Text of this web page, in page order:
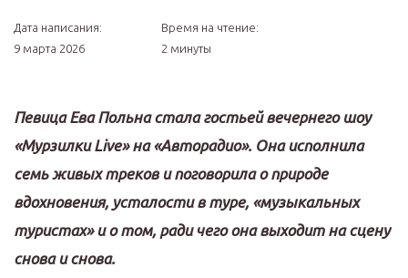
Дата написания:
9 марта 2026
Время на чтение:
2 минуты
Певица ЕваПольнастала гостьей вечернего шоу
«Мурзилки Live» на «Авторадио». Она исполнила
семь живых треков и поговорила о природе
вдохновения, усталости в туре, «музыкальных
туристах» и о том, ради чего она выходит на сцену
снова и снова.